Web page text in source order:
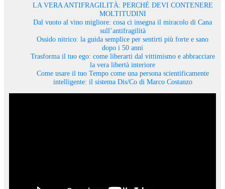
LA VERA ANTIFRAGILITÀ: PERCHÉ DEVI CONTENERE
MOLTITUDINI
Dal vuoto al vino migliore: cosa ci insegna il miracolo di Cana
sull’antifragilità
Ossido nitrico: la guida semplice per sentirti più forte e sano
dopo i 50 anni
Trasforma il tuo ego: come liberarti dal vittimismo e abbracciare
la vera libertà interiore
Come usare il tuo Tempo come una persona scientificamente
intelligente: il sistema Dis/Co di Marco Costanzo